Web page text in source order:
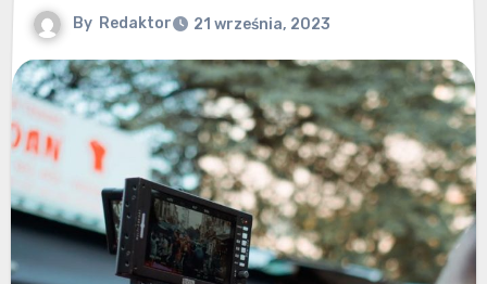
By Redaktor 21 września, 2023